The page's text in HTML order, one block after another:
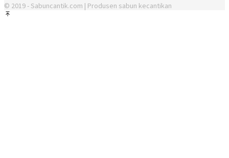
© 2019 - Sabuncantik.com | Produsen sabun kecantikan